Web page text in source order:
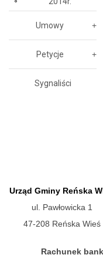
Umowy
Petycje
Sygnaliści
Urząd Gminy Reńska
ul. Pawłowicka 1
47-208 Reńska Wieś
Rachunek